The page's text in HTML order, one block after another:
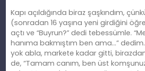
Kapı açıldığında biraz şaşkındım,
(sonradan 16 yaşına yeni girdiğini
açtı ve “Buyrun?” dedi tebessümle.
hanıma bakmıştım ben ama…”
yok abla, markete kadar gitti,
de, “Tamam canım, ben üst